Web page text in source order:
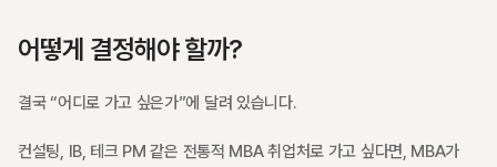
어떻게 결정해야 할까?
결국 “어디로 가고 싶은가”에 달려 있습니다.
컨설팅, IB, 테크 PM 같은 전통적 MBA 취업처로 가고 싶다면, MBA가